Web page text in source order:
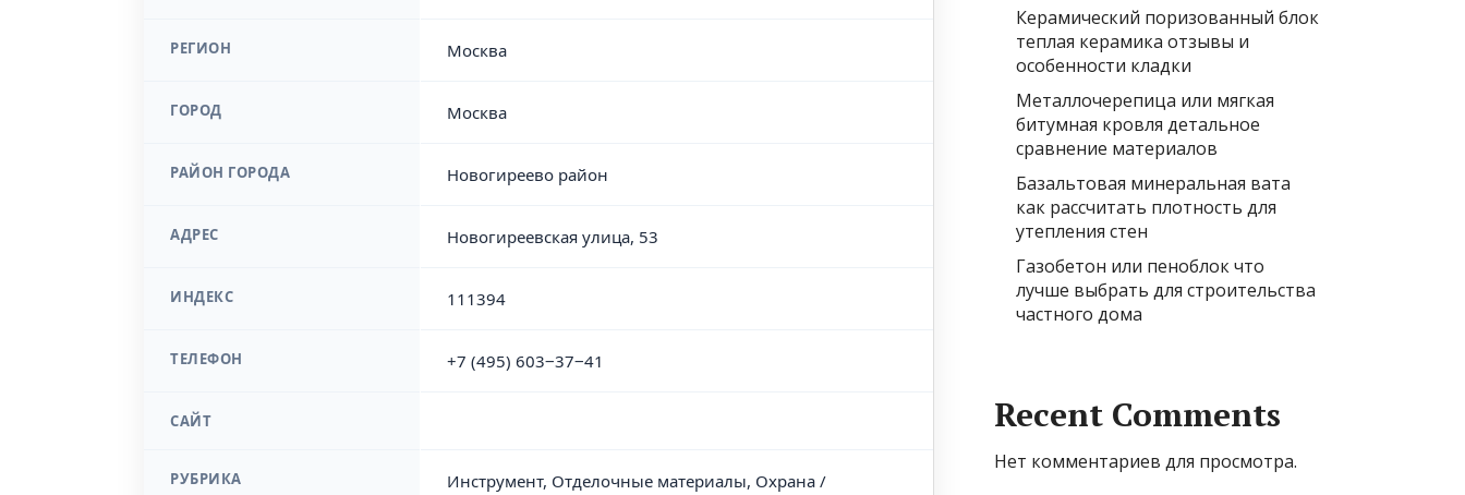
РЕГИОН Москва
ГОРОД Москва
РАЙОН ГОРОДА Новогиреево район
АДРЕС Новогиреевская улица, 53
ИНДЕКС 111394
ТЕЛЕФОН +7 (495) 603‒37‒41
САЙТ
РУБРИКА
Инструмент, Отделочные материалы, Охрана /
Керамический поризованный блок
теплая керамика отзывы и
особенности кладки
Металлочерепица или мягкая
битумная кровля детальное
сравнение материалов
Базальтовая минеральная вата
как рассчитать плотность для
утепления стен
Газобетон или пеноблок что
лучше выбрать для строительства
частного дома
Recent Comments
Нет комментариев для просмотра.